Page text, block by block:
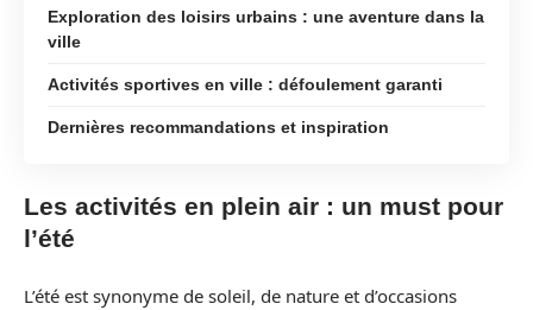
Exploration des loisirs urbains : une aventure dans la
ville
Activités sportives en ville : défoulement garanti
Dernières recommandations et inspiration
Les activités en plein air : un must pour
l’été
L’été est synonyme de soleil, de nature et d’occasions